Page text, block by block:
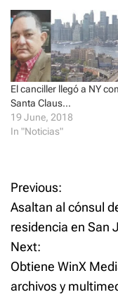
e
w
w
i
d
o
w
)
e
w
i
n
d
o
w
)
infraestructuras,
afianzamiento de la
democracia y la…
El canciller llegó a NY
Santa Claus…
19 June, 2018
In "Noticias"
P
o
s
t
Previous:
Asaltan al cónsul
residencia en San
Next:
Obtiene WinX
archivos y